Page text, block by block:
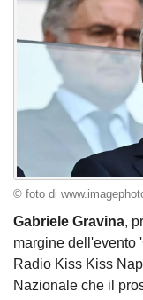
© foto di
Gabriele Gravina,
margine dell'evento
Radio Kiss Kiss
Nazionale che il